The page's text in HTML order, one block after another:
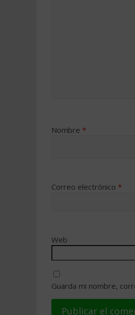
Nombre *
Correo electrónico *
Web
Guarda mi nombre,